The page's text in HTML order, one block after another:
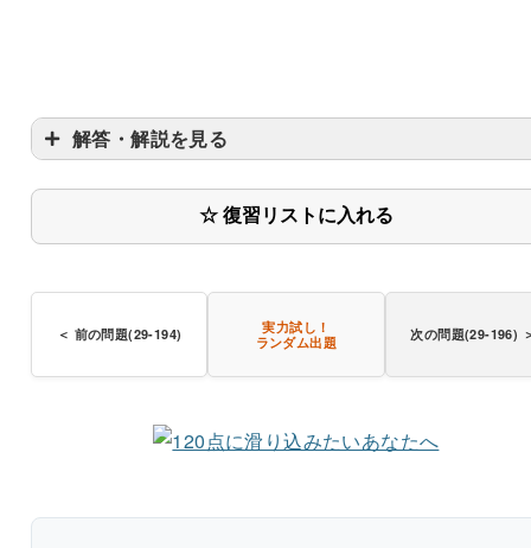
解答・解説を見る
☆ 復習リストに入れる
＜ 前の問題(29-194)
実力試し！
ランダム出題
次の問題(29-196)